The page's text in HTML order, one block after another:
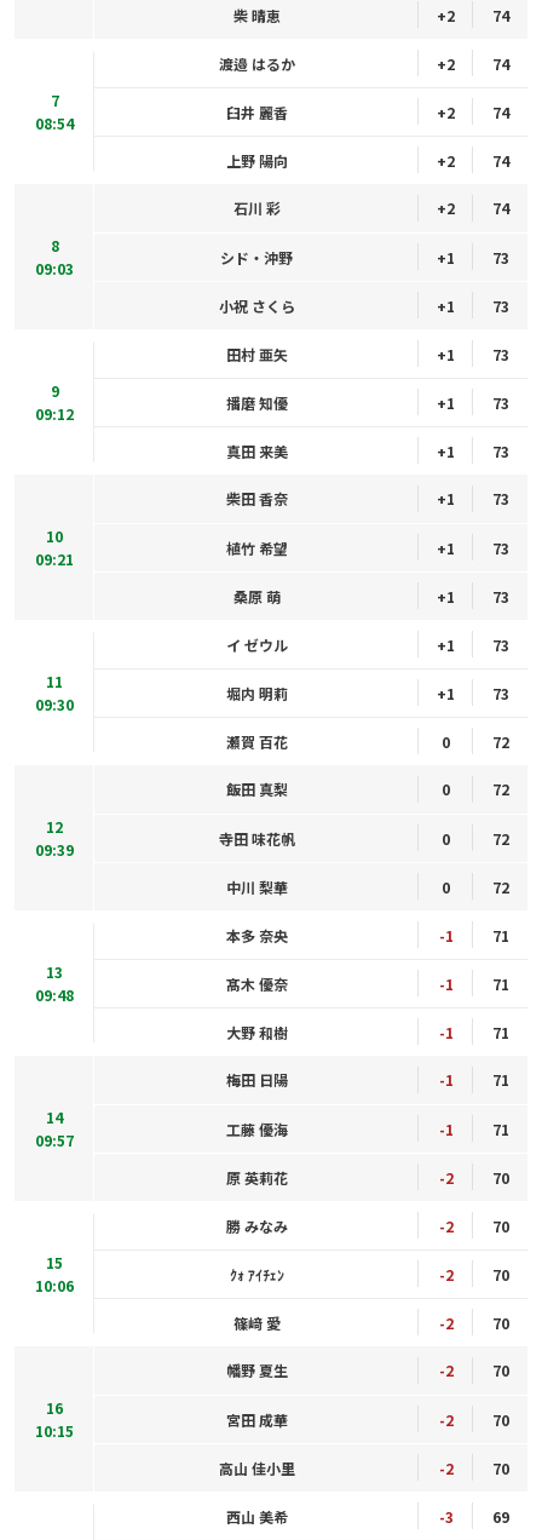
柴 晴恵 +2 74
7
08:54
渡邉 はるか +2 74
臼井 麗香 +2 74
上野 陽向 +2 74
8
09:03
石川 彩 +2 74
シド・沖野 +1 73
小祝 さくら +1 73
9
09:12
田村 亜矢 +1 73
播磨 知優 +1 73
真田 来美 +1 73
10
09:21
柴田 香奈 +1 73
植竹 希望 +1 73
桑原 萌 +1 73
11
09:30
イ ゼウル +1 73
堀内 明莉 +1 73
瀬賀 百花 0 72
12
09:39
飯田 真梨 0 72
寺田 味花帆 0 72
中川 梨華 0 72
13
09:48
本多 奈央 -1 71
髙木 優奈 -1 71
大野 和樹 -1 71
14
09:57
梅田 日陽 -1 71
工藤 優海 -1 71
原 英莉花 -2 70
15
10:06
勝 みなみ -2 70
ｸｫ ｱｲﾁｪﾝ -2 70
篠﨑 愛 -2 70
16
10:15
幡野 夏生 -2 70
宮田 成華 -2 70
高山 佳小里 -2 70
西山 美希 -3 69